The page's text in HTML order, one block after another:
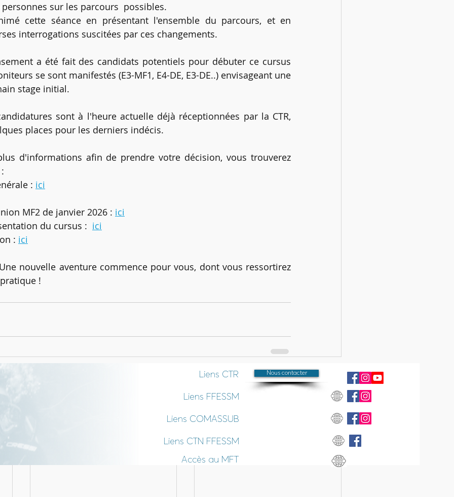
sur les parcours  possibles.
cette séance en présentant l'ensemble du parcours, et en
interrogations suscitées par ces changements.
a été fait des candidats potentiels pour débuter ce cursus
se sont manifestés (E3-MF1, E4-DE, E3-DE..) envisageant une
stage initial.
sont à l'heure actuelle déjà réceptionnées par la CTR,
places pour les derniers indécis.
d'informations afin de prendre votre décision, vous trouverez
: ici
MF2 de janvier 2026 : ici
du cursus : ici
: ici
nouvelle aventure commence pour vous, dont vous ressortirez
!
Voir tout
Nous contacter
Liens CTR
Liens FFESSM
Liens COMASSUB
Liens CTN FFESSM
Accès au MFT